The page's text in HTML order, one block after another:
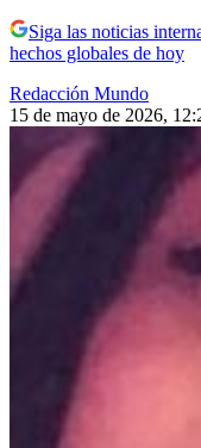
Siga las noticias
hechos globales de hoy
Redacción Mundo
15 de mayo de 2026,